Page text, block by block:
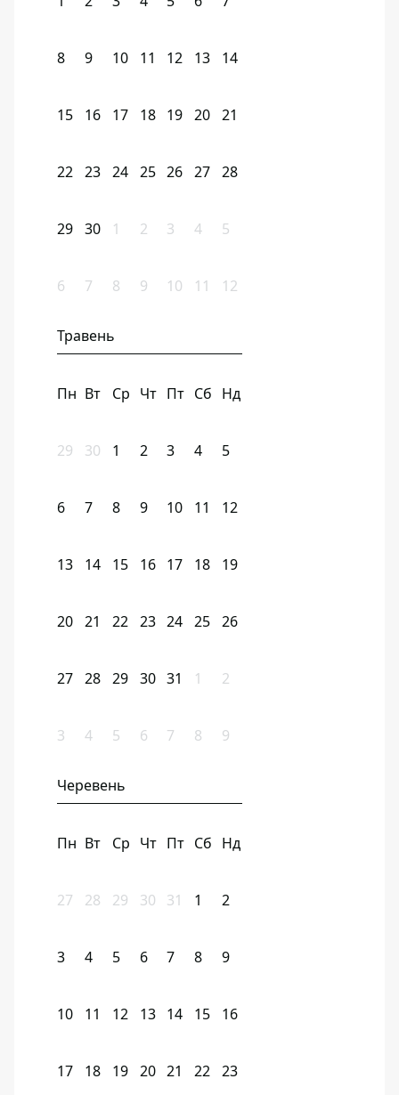
8 9 10 11 12 13 14
15 16 17 18 19 20 21
22 23 24 25 26 27 28
29 30 1 2 3 4 5
6 7 8 9 10 11 12
Травень
Пн Вт Ср Чт Пт Сб Нд
29 30 1 2 3 4 5
6 7 8 9 10 11 12
13 14 15 16 17 18 19
20 21 22 23 24 25 26
27 28 29 30 31 1 2
3 4 5 6 7 8 9
Черевень
Пн Вт Ср Чт Пт Сб Нд
27 28 29 30 31 1 2
3 4 5 6 7 8 9
10 11 12 13 14 15 16
17 18 19 20 21 22 23